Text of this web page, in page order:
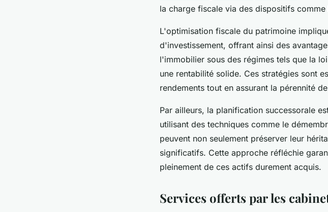
la charge fiscale via des dispositifs
L'optimisation fiscale du patrimoine
d'investissement, offrant ainsi des
l'immobilier sous des régimes tels que la
une rentabilité solide. Ces stratégies sont
rendements tout en assurant la pérennité
Par ailleurs, la planification successorale
utilisant des techniques comme le
peuvent non seulement préserver leur
significatifs. Cette approche réfléchie
pleinement de ces actifs durement acquis.
Services offerts par les